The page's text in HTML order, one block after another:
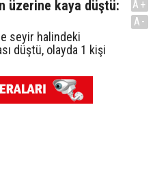
üzerine kaya düştü:
seyir halindeki
düştü, olayda 1 kişi
A+
A-